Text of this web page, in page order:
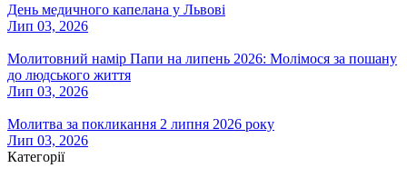
День медичного капелана у Львові
Лип 03, 2026
Молитовний намір Папи на липень 2026: Молімося за пошану
до людського життя
Лип 03, 2026
Молитва за покликання 2 липня 2026 року
Лип 03, 2026
Категорії